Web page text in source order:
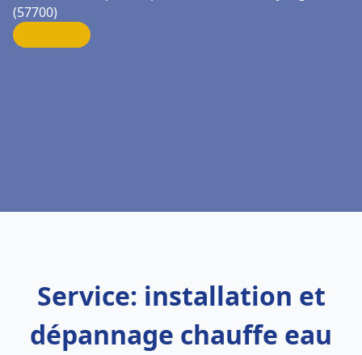
(57700)
Service: installation et
dépannage chauffe eau